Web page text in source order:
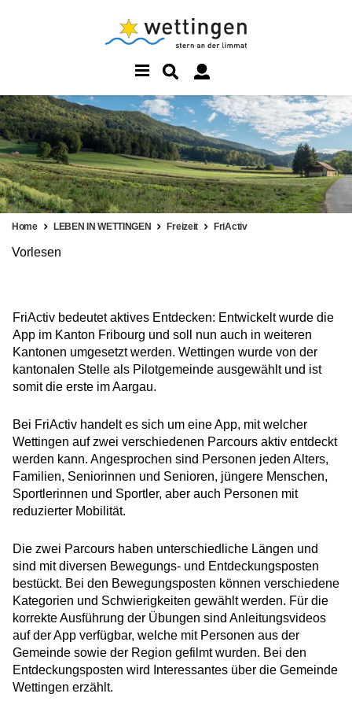
Home LEBEN IN WETTINGEN Freizeit FriActiv
Vorlesen
FriActiv bedeutet aktives Entdecken: Entwickelt wurde die
App im Kanton Fribourg und soll nun auch in weiteren
Kantonen umgesetzt werden. Wettingen wurde von der
kantonalen Stelle als Pilotgemeinde ausgewählt und ist
somit die erste im Aargau.
Bei FriActiv handelt es sich um eine App, mit welcher
Wettingen auf zwei verschiedenen Parcours aktiv entdeckt
werden kann. Angesprochen sind Personen jeden Alters,
Familien, Seniorinnen und Senioren, jüngere Menschen,
Sportlerinnen und Sportler, aber auch Personen mit
reduzierter Mobilität.
Die zwei Parcours haben unterschiedliche Längen und
sind mit diversen Bewegungs- und Entdeckungsposten
bestückt. Bei den Bewegungsposten können verschiedene
Kategorien und Schwierigkeiten gewählt werden. Für die
korrekte Ausführung der Übungen sind Anleitungsvideos
auf der App verfügbar, welche mit Personen aus der
Gemeinde sowie der Region gefilmt wurden. Bei den
Entdeckungsposten wird Interessantes über die Gemeinde
Wettingen erzählt.